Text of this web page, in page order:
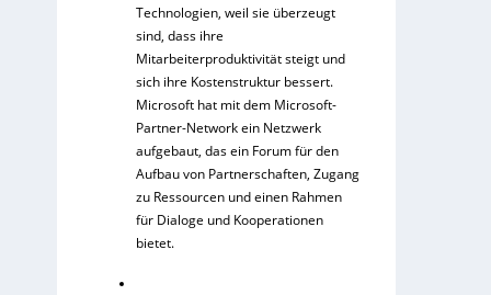
Technologien, weil sie überzeugt
sind, dass ihre
Mitarbeiterproduktivität steigt und
sich ihre Kostenstruktur bessert.
Microsoft hat mit dem Microsoft-
Partner-Network ein Netzwerk
aufgebaut, das ein Forum für den
Aufbau von Partnerschaften, Zugang
zu Ressourcen und einen Rahmen
für Dialoge und Kooperationen
bietet.